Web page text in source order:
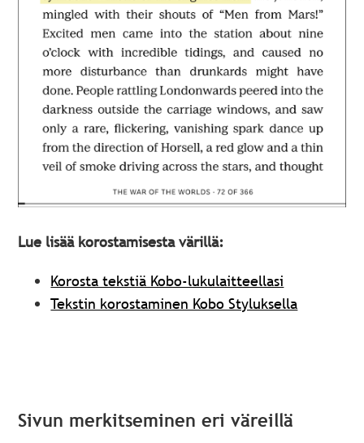
Lue lisää korostamisesta värillä:
Korosta tekstiä Kobo-lukulaitteellasi
Tekstin korostaminen Kobo Styluksella
Sivun merkitseminen eri väreillä